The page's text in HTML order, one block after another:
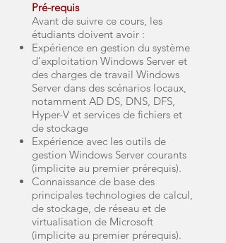
Pré-requis
Avant de suivre ce cours, les
étudiants doivent avoir :
Expérience en gestion du système
d’exploitation Windows Server et
des charges de travail Windows
Server dans des scénarios locaux,
notamment AD DS, DNS, DFS,
Hyper-V et services de fichiers et
de stockage
Expérience avec les outils de
gestion Windows Server courants
(implicite au premier prérequis).
Connaissance de base des
principales technologies de calcul,
de stockage, de réseau et de
virtualisation de Microsoft
(implicite au premier prérequis).